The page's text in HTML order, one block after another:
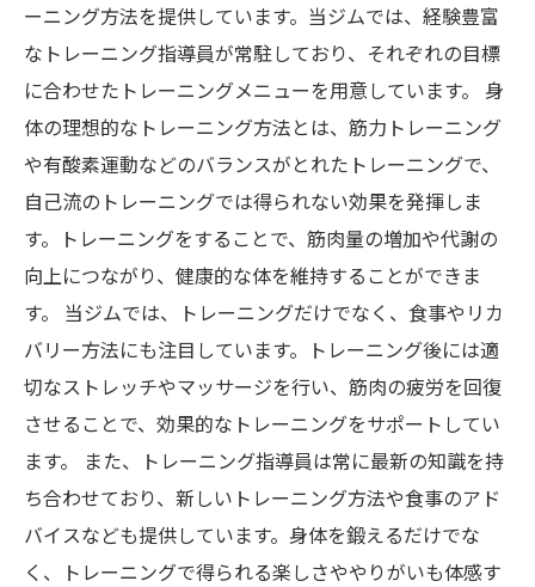
ーニング方法を提供しています。当ジムでは、経験豊富
なトレーニング指導員が常駐しており、それぞれの目標
に合わせたトレーニングメニューを用意しています。 身
体の理想的なトレーニング方法とは、筋力トレーニング
や有酸素運動などのバランスがとれたトレーニングで、
自己流のトレーニングでは得られない効果を発揮しま
す。トレーニングをすることで、筋肉量の増加や代謝の
向上につながり、健康的な体を維持することができま
す。 当ジムでは、トレーニングだけでなく、食事やリカ
バリー方法にも注目しています。トレーニング後には適
切なストレッチやマッサージを行い、筋肉の疲労を回復
させることで、効果的なトレーニングをサポートしてい
ます。 また、トレーニング指導員は常に最新の知識を持
ち合わせており、新しいトレーニング方法や食事のアド
バイスなども提供しています。身体を鍛えるだけでな
く、トレーニングで得られる楽しさややりがいも体感す